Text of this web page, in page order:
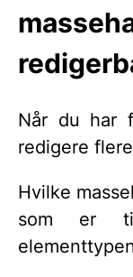
Når du har
redigere
Hvilke
som er